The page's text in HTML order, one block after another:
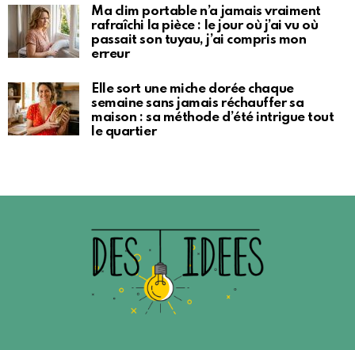
Ma clim portable n’a jamais vraiment
rafraîchi la pièce : le jour où j’ai vu où
passait son tuyau, j’ai compris mon
erreur
Elle sort une miche dorée chaque
semaine sans jamais réchauffer sa
maison : sa méthode d’été intrigue tout
le quartier